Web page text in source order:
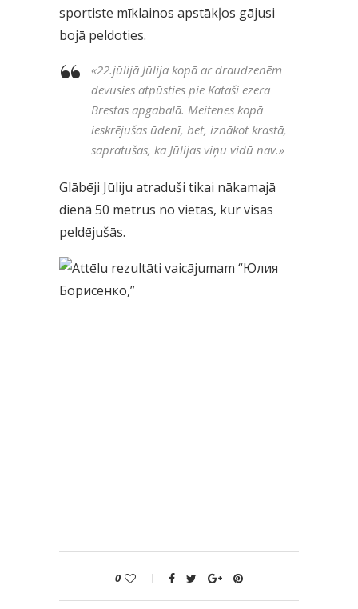
sportiste mīklainos apstākļos gājusi
bojā peldoties.
«22.jūlijā Jūlija kopā ar draudzenēm
devusies atpūsties pie Kataši ezera
Brestas apgabalā. Meitenes kopā
ieskrējušas ūdenī, bet, iznākot krastā,
sapratušas, ka Jūlijas viņu vidū nav.»
Glābēji Jūliju atraduši tikai nākamajā
dienā 50 metrus no vietas, kur visas
peldējušās.
0